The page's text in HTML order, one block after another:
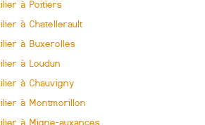
à Poitiers
à Chatellerault
à Buxerolles
à Loudun
à Chauvigny
à Montmorillon
à Migne-auxances